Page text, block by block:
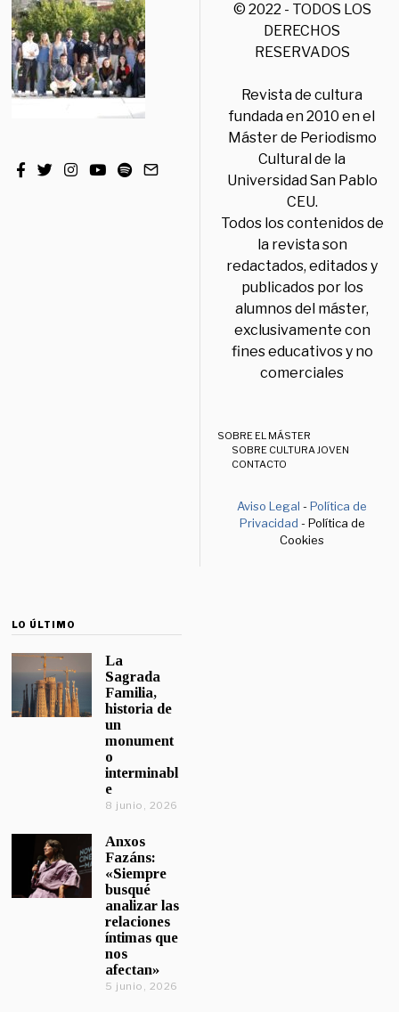
© 2022 - TODOS LOS
DERECHOS
RESERVADOS
Revista de cultura
fundada en 2010 en el
Máster de Periodismo
Cultural de la
Universidad San Pablo
CEU.
Todos los contenidos de
la revista son
redactados, editados y
publicados por los
alumnos del máster,
exclusivamente con
fines educativos y no
comerciales
SOBRE EL MÁSTER
SOBRE CULTURA JOVEN
CONTACTO
Aviso Legal -Política de
Privacidad - Política de
Cookies
LO ÚLTIMO
La
Sagrada
Familia,
historia de
un
monument
o
interminabl
e
8 junio, 2026
Anxos
Fazáns:
«Siempre
busqué
analizar las
relaciones
íntimas que
nos
afectan»
5 junio, 2026